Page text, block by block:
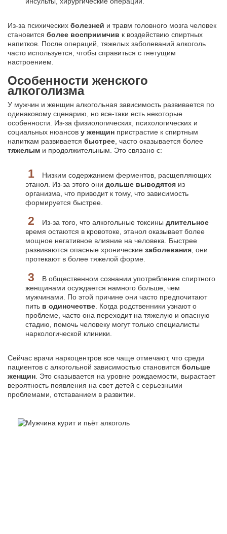
Из-за психических болезней и травм головного мозга человек
становится более восприимчив к воздействию спиртных
напитков. После операций, тяжелых заболеваний алкоголь
часто используется, чтобы справиться с гнетущим
настроением.
Особенности женского
алкоголизма
У мужчин и женщин алкогольная зависимость развивается по
одинаковому сценарию, но все-таки есть некоторые
особенности. Из-за физиологических, психологических и
социальных нюансов у женщин пристрастие к спиртным
напиткам развивается быстрее , часто оказывается более
тяжелым и продолжительным. Это связано с:
Низким содержанием ферментов, расщепляющих
этанол. Из-за этого они дольше выводятся из
организма, что приводит к тому, что зависимость
формируется быстрее.
Из-за того, что алкогольные токсины длительное
время остаются в кровотоке, этанол оказывает более
мощное негативное влияние на человека. Быстрее
развиваются опасные хронические заболевания , они
протекают в более тяжелой форме.
В общественном сознании употребление спиртного
женщинами осуждается намного больше, чем
мужчинами. По этой причине они часто предпочитают
пить в одиночестве . Когда родственники узнают о
проблеме, часто она переходит на тяжелую и опасную
стадию, помочь человеку могут только специалисты
наркологической клиники.
Сейчас врачи наркоцентров все чаще отмечают, что среди
пациентов с алкогольной зависимостью становится больше
женщин . Это сказывается на уровне рождаемости, вырастает
вероятность появления на свет детей с серьезными
проблемами, отставанием в развитии.